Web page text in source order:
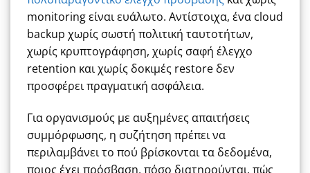
monitoring είναι ευάλωτο. Αντίστοιχα, ένα cloud
backup χωρίς σωστή πολιτική ταυτοτήτων,
χωρίς κρυπτογράφηση, χωρίς σαφή έλεγχο
retention και χωρίς δοκιμές restore δεν
προσφέρει πραγματική ασφάλεια.
Για οργανισμούς με αυξημένες απαιτήσεις
συμμόρφωσης, η συζήτηση πρέπει να
περιλαμβάνει το πού βρίσκονται τα δεδομένα,
ποιος έχει πρόσβαση, πόσο διατηρούνται, πώς